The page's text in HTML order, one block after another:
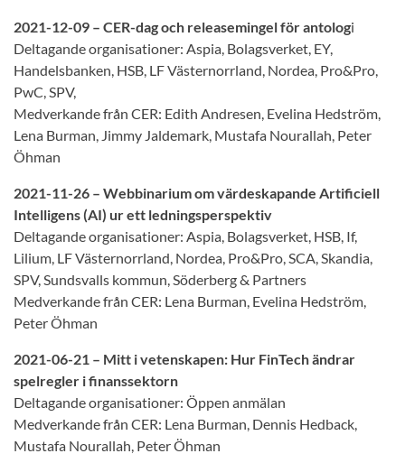
2021-12-09 – CER-dag och releasemingel för antologi
Deltagande organisationer: Aspia, Bolagsverket, EY,
Handelsbanken, HSB, LF Västernorrland, Nordea, Pro&Pro,
PwC, SPV,
Medverkande från CER: Edith Andresen, Evelina Hedström,
Lena Burman, Jimmy Jaldemark, Mustafa Nourallah, Peter
Öhman
2021-11-26 – Webbinarium om värdeskapande Artificiell
Intelligens (AI) ur ett ledningsperspektiv
Deltagande organisationer: Aspia, Bolagsverket, HSB, If,
Lilium, LF Västernorrland, Nordea, Pro&Pro, SCA, Skandia,
SPV, Sundsvalls kommun, Söderberg & Partners
Medverkande från CER: Lena Burman, Evelina Hedström,
Peter Öhman
2021-06-21 – Mitt i vetenskapen: Hur FinTech ändrar
spelregler i finanssektorn
Deltagande organisationer: Öppen anmälan
Medverkande från CER: Lena Burman, Dennis Hedback,
Mustafa Nourallah, Peter Öhman